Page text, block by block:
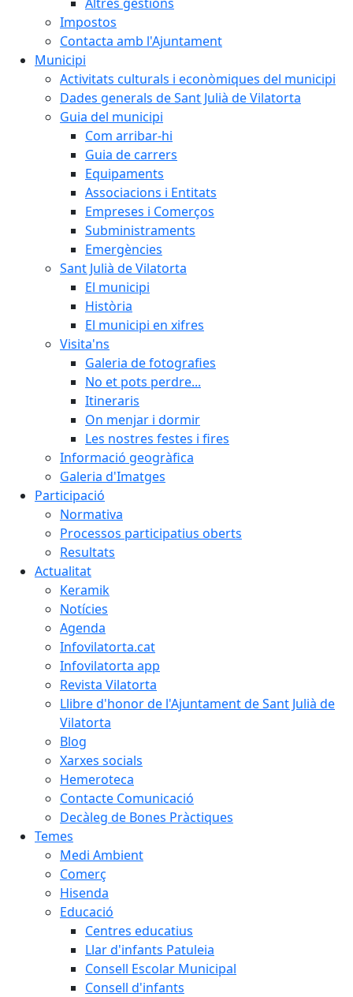
Impostos
Contacta amb l'Ajuntament
Municipi
Activitats culturals i econòmiques del municipi
Dades generals de Sant Julià de Vilatorta
Guia del municipi
Com arribar-hi
Guia de carrers
Equipaments
Associacions i Entitats
Empreses i Comerços
Subministraments
Emergències
Sant Julià de Vilatorta
El municipi
Història
El municipi en xifres
Visita'ns
Galeria de fotografies
No et pots perdre...
Itineraris
On menjar i dormir
Les nostres festes i fires
Informació geogràfica
Galeria d'Imatges
Participació
Normativa
Processos participatius oberts
Resultats
Actualitat
Keramik
Notícies
Agenda
Infovilatorta.cat
Infovilatorta app
Revista Vilatorta
Llibre d'honor de l'Ajuntament de Sant Julià de
Vilatorta
Blog
Xarxes socials
Hemeroteca
Contacte Comunicació
Decàleg de Bones Pràctiques
Temes
Medi Ambient
Comerç
Hisenda
Educació
Centres educatius
Llar d'infants Patuleia
Consell Escolar Municipal
Consell d'infants